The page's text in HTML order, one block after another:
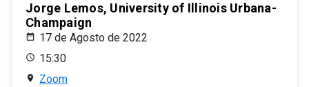
Jorge Lemos, University of Illinois Urbana-
Champaign
17 de Agosto de 2022
15:30
Zoom